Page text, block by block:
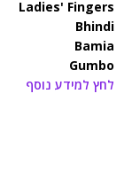
Ladies' Fingers
Bhindi
Bamia
Gumbo
לחץ למידע נוסף